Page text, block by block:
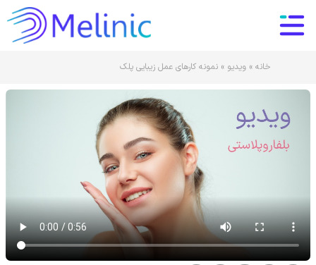
خانه » ویدیو » نمونه کارهای عمل زیبایی پلک